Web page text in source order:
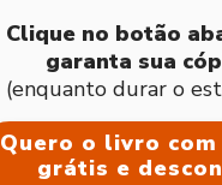
Clique no botão
garanta sua
(enquanto durar o
Quero o livro
grátis e